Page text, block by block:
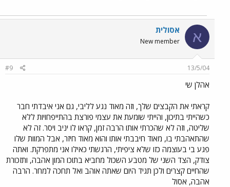
א אסולית
New member
13/5/04
#9
אהלן שי
קראתי את הקבצים שלך, וזה מאוד נגע לליבי, גם אני איבדתי חבר
כשהייתי בתיכון, והייתי שומעת את עצמי פורצת בהתייפחויות ללא
שליטה, וזה לא שהכרתי אותו הרבה זמן, קראו לו יניב ויסר. זה לא
שהתאהבתי בו, מאוד חיבבתי אותו והוא מאוד חיזר, אבל המוות שלו
פגע בי בעוצמה כזו שלא ציפיתי, הרגשתי כאילו אני מתפרקת. ואתה
צודק, הצד השני של מטבע השכול מחביא בתוכו המון אהבה, ותזכורת
שהחיים קצרים ולכן תגיד היום שאתה אוהב ואל תחכה למחר. הרבה
אהבה, אסול